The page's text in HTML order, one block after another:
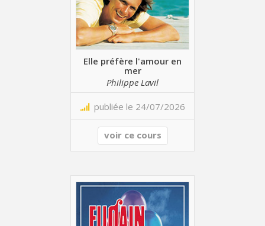
Elle préfère l'amour en
mer
Philippe Lavil
publiée le 24/07/2026
voir ce cours